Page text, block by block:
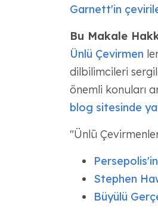
Garnett'in
Bu Makale
Ünlü Çevirmen
dilbilimcileri
önemli konuları
blog sitesinde
"Ünlü
Stephen
Büyülü